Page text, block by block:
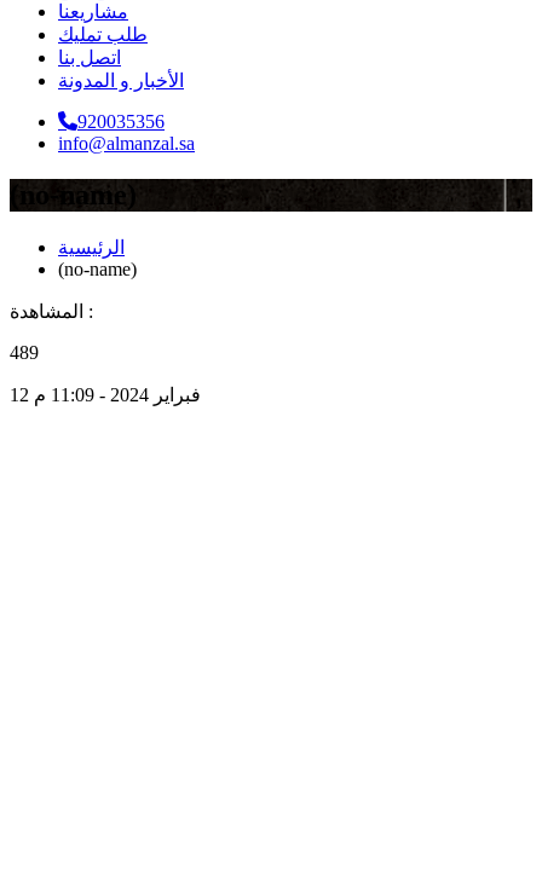
مشاريعنا
طلب تمليك
اتصل بنا
الأخبار و المدونة
920035356
info@almanzal.sa
(no-name)
الرئيسية
(no-name)
المشاهدة :
489
12 فبراير 2024 - 11:09 م